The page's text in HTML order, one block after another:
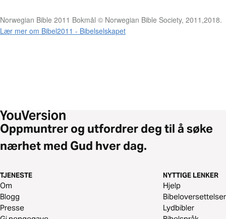
Norwegian Bible 2011 Bokmål © Norwegian Bible Society, 2011,2018.
Lær mer om Bibel2011 - Bibelselskapet
Oppmuntrer og utfordrer deg til å søke
nærhet med Gud hver dag.
TJENESTE
Om
Blogg
Presse
NYTTIGE LENKER
Hjelp
Bibeloversettelser
Lydbibler